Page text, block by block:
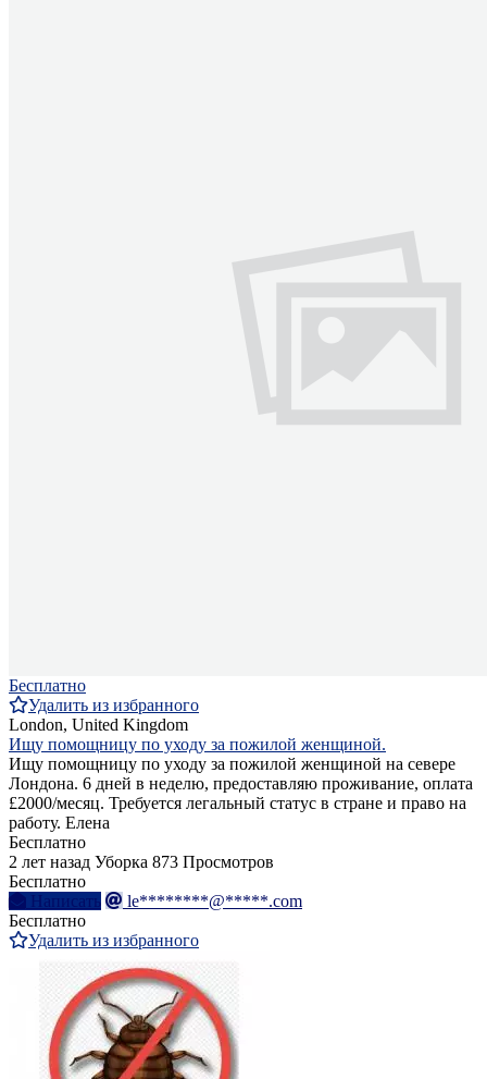
Бесплатно
Удалить из избранного
London, United Kingdom
Ищу помощницу по уходу за пожилой женщиной.
Ищу помощницу по уходу за пожилой женщиной на севере
Лондона. 6 дней в неделю, предоставляю проживание, оплата
£2000/месяц. Требуется легальный статус в стране и право на
работу. Елена
Бесплатно
2 лет назад Уборка 873 Просмотров
Бесплатно
Написать
le********@*****.com
Бесплатно
Удалить из избранного